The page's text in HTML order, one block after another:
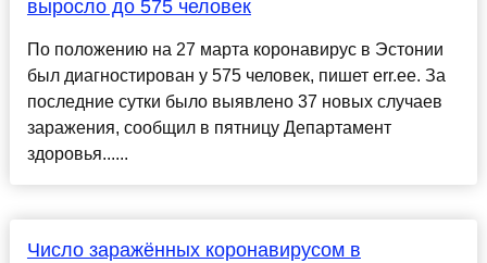
выросло до 575 человек
По положению на 27 марта коронавирус в Эстонии
был диагностирован у 575 человек, пишет err.ee. За
последние сутки было выявлено 37 новых случаев
заражения, сообщил в пятницу Департамент
здоровья......
Число заражённых коронавирусом в